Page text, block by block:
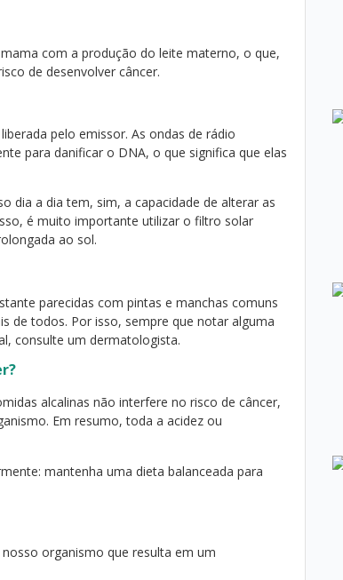
com a produção do leite materno, o que,
de desenvolver câncer.
pelo emissor. As ondas de rádio
para danificar o DNA, o que significa que elas
dia a dia tem, sim, a capacidade de alterar as
é muito importante utilizar o filtro solar
ao sol.
parecidas com pintas e manchas comuns
de todos. Por isso, sempre que notar alguma
consulte um dermatologista.
alcalinas não interfere no risco de câncer,
Em resumo, toda a acidez ou
mantenha uma dieta balanceada para
organismo que resulta em um